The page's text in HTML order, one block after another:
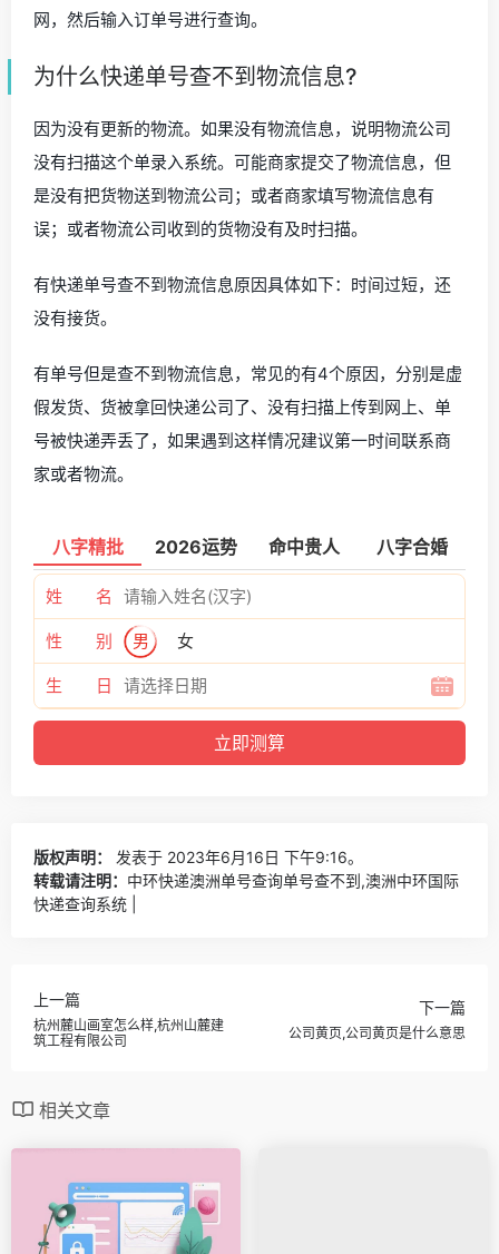
网，然后输入订单号进行查询。
为什么快递单号查不到物流信息?
因为没有更新的物流。如果没有物流信息，说明物流公司
没有扫描这个单录入系统。可能商家提交了物流信息，但
是没有把货物送到物流公司；或者商家填写物流信息有
误；或者物流公司收到的货物没有及时扫描。
有快递单号查不到物流信息原因具体如下：时间过短，还
没有接货。
有单号但是查不到物流信息，常见的有4个原因，分别是虚
假发货、货被拿回快递公司了、没有扫描上传到网上、单
号被快递弄丢了，如果遇到这样情况建议第一时间联系商
家或者物流。
八字精批 2026运势 命中贵人 八字合婚
姓 名
性 别 男 女
生 日
版权声明：
发表于 2023年6月16日 下午9:16。
转载请注明： 中环快递澳洲单号查询单号查不到,澳洲中环国际
快递查询系统 |
上一篇
杭州麓山画室怎么样,杭州山麓建
筑工程有限公司
下一篇
公司黄页,公司黄页是什么意思
相关文章